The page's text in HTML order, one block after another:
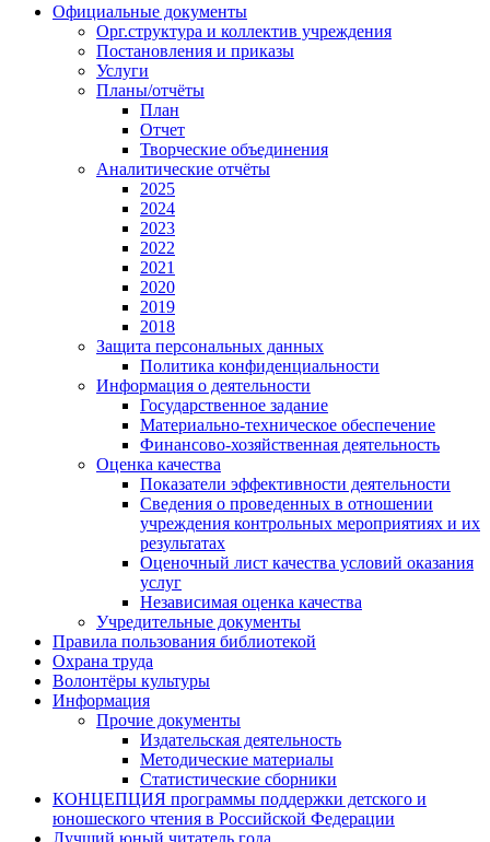
Официальные документы
Орг.структура и коллектив учреждения
Постановления и приказы
Услуги
Планы/отчёты
План
Отчет
Творческие объединения
Аналитические отчёты
2025
2024
2023
2022
2021
2020
2019
2018
Защита персональных данных
Политика конфиденциальности
Информация о деятельности
Государственное задание
Материально-техническое обеспечение
Финансово-хозяйственная деятельность
Оценка качества
Показатели эффективности деятельности
Сведения о проведенных в отношении
учреждения контрольных мероприятиях и их
результатах
Оценочный лист качества условий оказания
услуг
Независимая оценка качества
Учредительные документы
Правила пользования библиотекой
Охрана труда
Волонтёры культуры
Информация
Прочие документы
Издательская деятельность
Методические материалы
Статистические сборники
КОНЦЕПЦИЯ программы поддержки детского и
юношеского чтения в Российской Федерации
Лучший юный читатель года